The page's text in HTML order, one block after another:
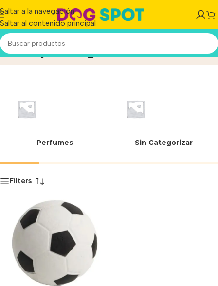
Saltar a la navegación
Saltar al contenido principal
Para perros grandesInicio/Producto
Perfumes Sin Categorizar
Filters